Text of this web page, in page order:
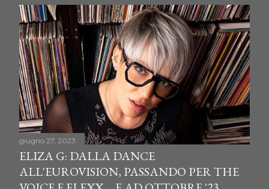
giugno 27, 2023
ELIZA G: DALLA DANCE
ALL'EUROVISION, PASSANDO PER THE